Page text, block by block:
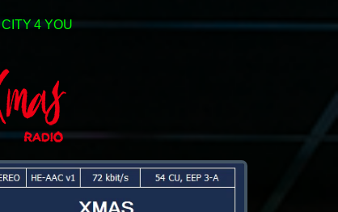
CITY 4 YOU